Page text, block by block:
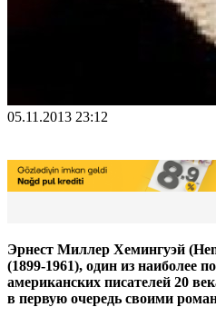
05.11.2013 23:12
Эрнест Миллер Хемингуэй
(1899-1961), один из наиболее
американских писателей 20
в первую очередь своими